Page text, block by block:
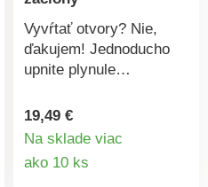
Vyvŕtať otvory? Nie,
ďakujem! Jednoducho
upnite plynule
okenného rámu, zaveste
záclony - hotovo!
jednoduchšie to byť
19,49 €
Na sklade viac
ako 10 ks